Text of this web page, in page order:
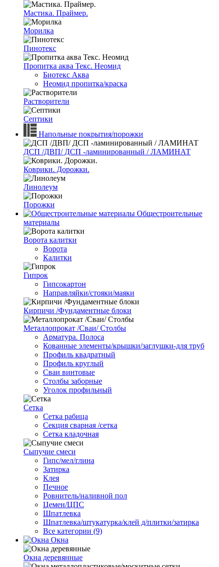
Мастика. Праймер.
Морилка
Пинотекс
Пропитка аква Текс. Неомид
Биотекс Аква
Неомид пропитка/краска
Растворители
Септики
Напольные покрытия/порожки
ДСП /ДВП/ ДСП -ламинированный / ЛАМИНАТ
Коврики. Дорожки.
Линолеум
Порожки
Общестроительные
материалы
Ворота калитки
Ворота
Калитки
Гипрок
Гипсокартон
Направляйки/стояки/маяки
Кирпичи /Фундаментные блоки
Металлопрокат /Сваи/ Столбы
Арматура. Полоса
Кованные элементы/крышки/заглушки-для труб
Профиль квадратный
Профиль круглый
Сваи винтовые
Столбы заборные
Уголок профильный
Сетка
Cетка рабица
Секция сварная /сетка
Сетка кладочная
Сыпучие смеси
Гипс/мел/глина
Затирка
Клея
Печное
Ровнитель/наливной пол
Цемен/ЦПС
Шпатлевка
Шпатлевка/штукатурка/клей д/плитки/затирка
Все категории (9)
Окна
Окна деревянные